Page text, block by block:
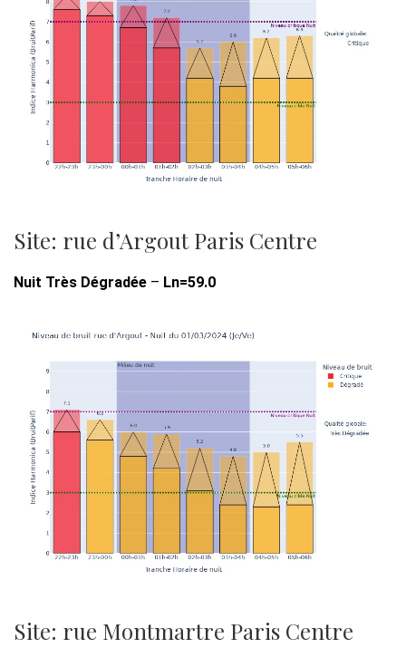
Site: rue d’Argout Paris Centre
Nuit Très Dégradée – Ln=59.0
Site: rue Montmartre Paris Centre